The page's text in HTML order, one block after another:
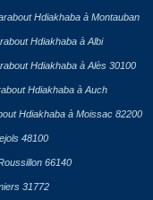
Hdiakhaba à Montauban
Hdiakhaba à Albi
Hdiakhaba à Alès 30100
Hdiakhaba à Auch
Hdiakhaba à Moissac 82200
48100
66140
31772